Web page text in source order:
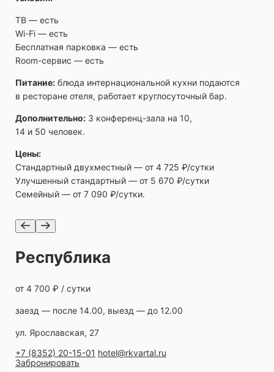
ТВ ― есть
Wi-Fi ― есть
Бесплатная парковка ― есть
Room-сервис ― есть
Питание: блюда интернациональной кухни подаются
в ресторане отеля, работает круглосуточный бар.
Дополнительно: 3 конференц-зала на 10,
14 и 50 человек.
Цены:
Стандартный двухместный — от 4 725 ₽/сутки
Улучшенный стандартный — от 5 670 ₽/сутки
Семейный — от 7 090 ₽/сутки.
Республика
от 4 700 ₽ / сутки
заезд — после 14.00, выезд — до 12.00
ул. Ярославская, 27
+7 (8352) 20-15-01 hotel@rkvartal.ru
Забронировать